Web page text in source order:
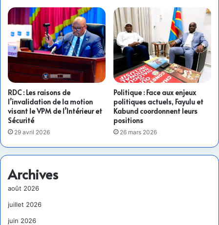
RDC : Les raisons de
l’invalidation de la motion
visant le VPM de l’Intérieur et
Sécurité
29 avril 2026
Politique : Face aux enjeux
politiques actuels, Fayulu et
Kabund coordonnent leurs
positions
26 mars 2026
Archives
août 2026
juillet 2026
juin 2026